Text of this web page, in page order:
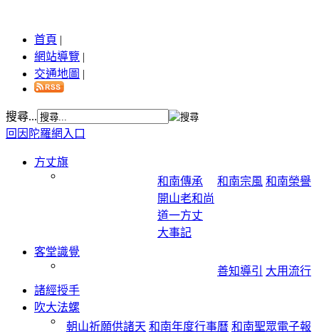
首頁 |
網站導覽 |
交通地圖 |
搜尋...
回因陀羅網入口
方丈旗
和南傳承
開山老和尚
道一方丈
大事記
和南宗風 和南榮譽
客堂識覺
善知導引
大用流行
諸經授手
吹大法螺
朝山祈願供諸天 和南年度行事曆 和南聖眾電子報